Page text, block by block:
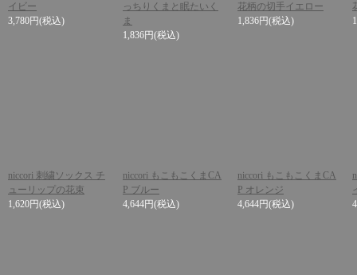
イビー
3,780円(税込)
っちりくまと眠たいく
ま
1,836円(税込)
花柄の切手イエロー
1,836円(税込)
niccori 刺繍ソックス チ
ューリップの花束
1,620円(税込)
niccori もこもこくまCA
P ブルー
4,644円(税込)
niccori もこもこくまCA
P オレンジ
4,644円(税込)